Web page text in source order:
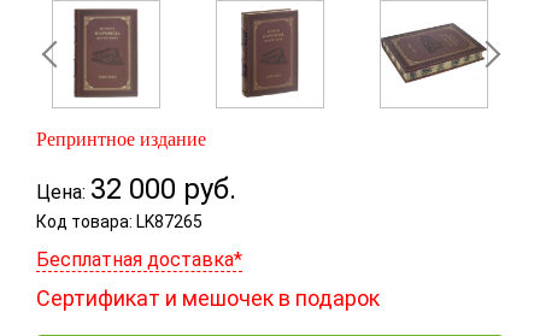
Репринтное издание
Цена: 32 000 руб.
Код товара: LK87265
Бесплатная доставка*
Сертификат и мешочек в подарок